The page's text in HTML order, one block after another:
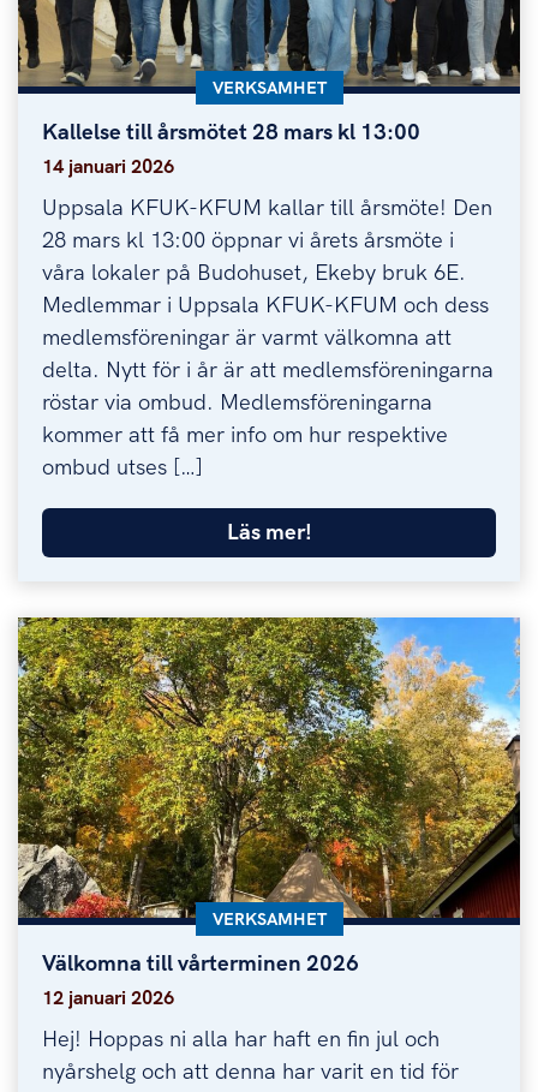
Kallelse till årsmötet 28 mars kl 13:00
Kallelse till årsmötet 28 mars kl 13:00
KATEGORI:
VERKSAMHET
14 januari 2026
Uppsala KFUK-KFUM kallar till årsmöte! Den
28 mars kl 13:00 öppnar vi årets årsmöte i
våra lokaler på Budohuset, Ekeby bruk 6E.
Medlemmar i Uppsala KFUK-KFUM och dess
medlemsföreningar är varmt välkomna att
delta. Nytt för i år är att medlemsföreningarna
röstar via ombud. Medlemsföreningarna
kommer att få mer info om hur respektive
ombud utses […]
Läs mer!
Välkomna till vårterminen 2026
Välkomna till vårterminen 2026
KATEGORI:
VERKSAMHET
12 januari 2026
Hej! Hoppas ni alla har haft en fin jul och
nyårshelg och att denna har varit en tid för